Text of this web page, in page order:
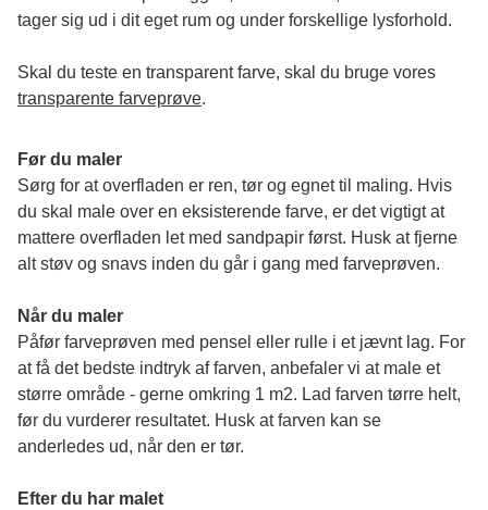
tager sig ud i dit eget rum og under forskellige lysforhold.
transparente farveprøve.
Før du maler
Sørg for at overfladen er ren, tør og egnet til maling. Hvis
du skal male over en eksisterende farve, er det vigtigt at
mattere overfladen let med sandpapir først. Husk at fjerne
alt støv og snavs inden du går i gang med farveprøven.
Når du maler
Påfør farveprøven med pensel eller rulle i et jævnt lag. For
at få det bedste indtryk af farven, anbefaler vi at male et
større område - gerne omkring 1 m2. Lad farven tørre helt,
før du vurderer resultatet. Husk at farven kan se
anderledes ud, når den er tør.
Efter du har malet